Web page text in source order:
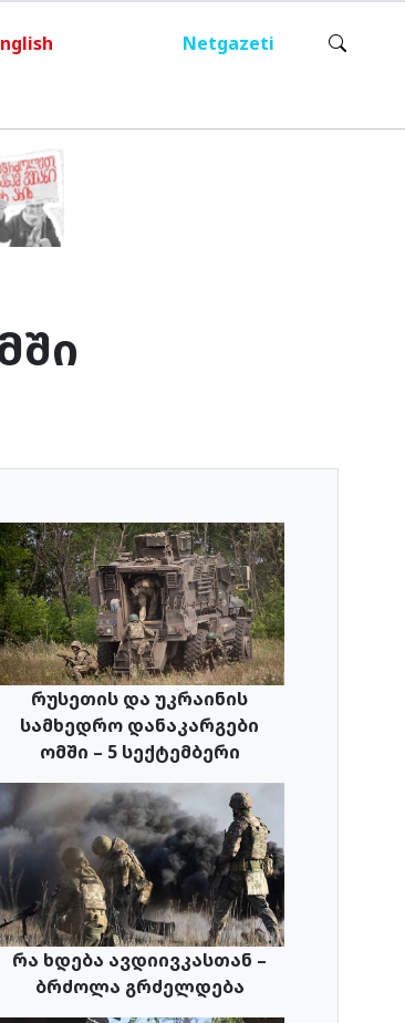
Netgazeti
რუსეთის და უკრაინის
სამხედრო დანაკარგები
ომში – 5 სექტემბერი
რა ხდება ავდიივკასთან –
ბრძოლა გრძელდება